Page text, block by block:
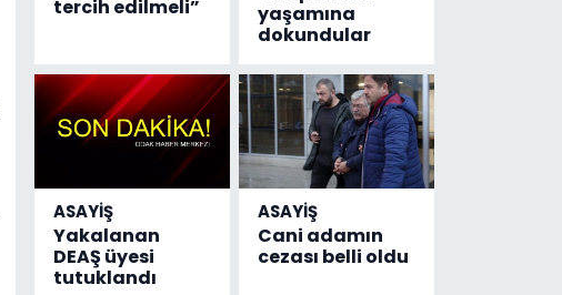
tercih edilmeli”
yaşamına
dokundular
ASAYİŞ
Yakalanan
DEAŞ üyesi
tutuklandı
ASAYİŞ
Cani adamın
cezası belli oldu